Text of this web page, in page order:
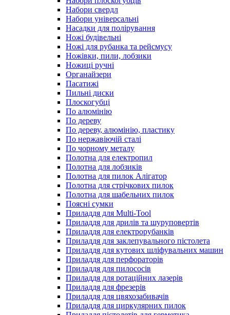
Набори свердл
Набори універсальні
Насадки для полірування
Ножі будівельні
Ножі для рубанка та рейсмусу
Ножівки, пили, лобзики
Ножиці ручні
Органайзери
Пасатижі
Пильні диски
Плоскогубці
По алюмінію
По дереву
По дереву, алюмінію, пластику
По нержавіючій сталі
По чорному металу
Полотна для електропил
Полотна для лобзиків
Полотна для пилок Алігатор
Полотна для стрічкових пилок
Полотна для шабельних пилок
Поясні сумки
Приладдя для Multi-Tool
Приладдя для дрилів та шуруповертів
Приладдя для електрорубанків
Приладдя для заклепувального пістолета
Приладдя для кутових шліфувальних машин
Приладдя для перфораторів
Приладдя для пилососів
Приладдя для ротаційних лазерів
Приладдя для фрезерів
Приладдя для цвяхозабивачів
Приладдя для циркулярних пилок